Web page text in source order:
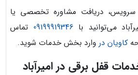
دریافت مشاوره تخصصی یا
می‌توانید با 09199919346 تماس
کاویان در وارد بخش خدمات شوید.
قفل برقی در امیرآباد